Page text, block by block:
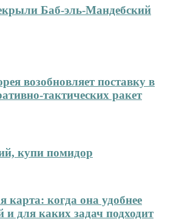
Баб-эль-Мандебский
возобновляет поставку в
тактических ракет
купи помидор
карта: когда она удобнее
и для каких задач подходит